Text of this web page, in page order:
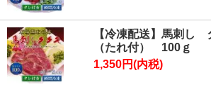
【冷凍配送】馬刺し
（たれ付） 100ｇ
1,350円(内税)